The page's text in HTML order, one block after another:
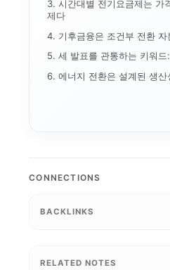
3. 시간대별 전기요금제는 가
제다
4. 기후금융은 조건부 전환 자
5. 세 발표를 관통하는 키워드
6. 에너지 전환은 설계된 생산
CONNECTIONS
BACKLINKS
RELATED NOTES
애플 가격 인상과
연구용 AI 워크스테이...
CUDA
AI 인플
온디바이스 AI
기기 주권애플의 메모리 출